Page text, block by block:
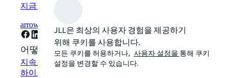
지금 구독
arrow_forward
어떻게 도와드릴까요?
지속가능성 솔루션
하이브리드 워크플레이스 솔루션
JLL은 최상의 사용자 경험을 제공하기
위해 쿠키를 사용합니다.
모든 쿠키를 허용하거나, 사용자 설정을 통해 쿠키
설정을 변경할 수 있습니다.